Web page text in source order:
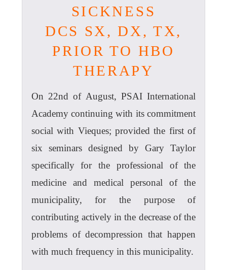
SICKNESS
DCS SX, DX, TX,
PRIOR TO HBO
THERAPY
On 22nd of August, PSAI International
Academy continuing with its commitment
social with Vieques; provided the first of
six seminars designed by Gary Taylor
specifically for the professional of the
medicine and medical personal of the
municipality, for the purpose of
contributing actively in the decrease of the
problems of decompression that happen
with much frequency in this municipality.